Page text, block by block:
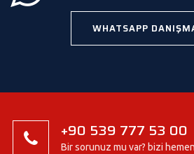
WHATSAPP
+90 539 777 53 00
Bir sorunuz mu var? bizi